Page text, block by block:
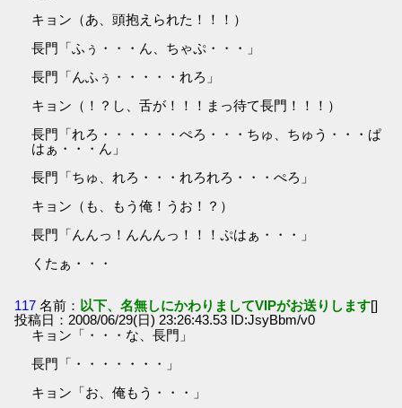
キョン（あ、頭抱えられた！！！）
長門「ふぅ・・・ん、ちゃぷ・・・」
長門「んふぅ・・・・・れろ」
キョン（！？し、舌が！！！まっ待て長門！！！）
長門「れろ・・・・・・ぺろ・・・ちゅ、ちゅう・・・ぱ
はぁ・・・ん」
長門「ちゅ、れろ・・・れろれろ・・・ぺろ」
キョン（も、もう俺！うお！？）
長門「んんっ！んんんっ！！！ぷはぁ・・・」
くたぁ・・・
117 名前： 以下、名無しにかわりましてVIPがお送りします[]
投稿日：2008/06/29(日) 23:26:43.53 ID:JsyBbm/v0
キョン「・・・な、長門」
長門「・・・・・・・」
キョン「お、俺もう・・・」